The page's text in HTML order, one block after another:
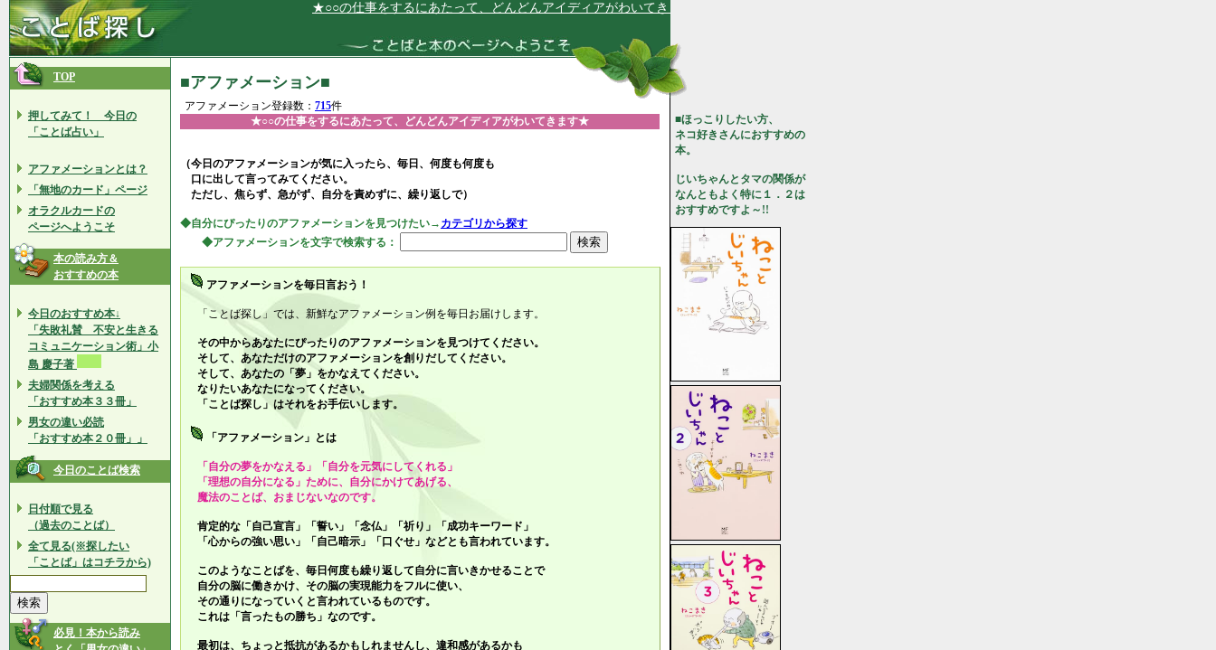
★○○の仕事をするにあたって、どんどんアイディアがわいてきます★
TOP
押してみて！ 今日の
「ことば占い」
アファメーションとは？
「無地のカード」ページ
オラクルカードの
ページへようこそ
本の読み方＆
おすすめの本
今日のおすすめ本↓
「失敗礼賛 不安と生きる
コミュニケーション術」小
島 慶子著
夫婦関係を考える
「おすすめ本３３冊」
男女の違い必読
「おすすめ本２０冊」」
今日のことば検索
日付順で見る
（過去のことば）
全て見る(※探したい
「ことば」はコチラから)
必見！本から読み
■アファメーション■
アファメーション登録数： 715件
★○○の仕事をするにあたって、どんどんアイディアがわいてきます★
（今日のアファメーションが気に入ったら、毎日、何度も何度も
口に出して言ってみてください。
ただし、焦らず、急がず、自分を責めずに、繰り返しで）
◆自分にぴったりのアファメーションを見つけたい→ カテゴリから探す
◆アファメーションを文字で検索する：
アファメーションを毎日言おう！
「ことば探し」では、新鮮なアファメーション例を毎日お届けします。
その中からあなたにぴったりのアファメーションを見つけてください。
そして、あなただけのアファメーションを創りだしてください。
そして、あなたの「夢」をかなえてください。
なりたいあなたになってください。
「ことば探し」はそれをお手伝いします。
「アファメーション」とは
「自分の夢をかなえる」「自分を元気にしてくれる」
「理想の自分になる」ために、自分にかけてあげる、
魔法のことば、おまじないなのです。
肯定的な「自己宣言」「誓い」「念仏」「祈り」「成功キーワード」
「心からの強い思い」「自己暗示」「口ぐせ」 などとも言われています。
このようなことばを、毎日何度も繰り返して自分に言いきかせることで
自分の脳に働きかけ、その脳の実現能力をフルに使い、
その通りになっていくと言われているものです。
これは「言ったもの勝ち」なのです。
最初は、ちょっと抵抗があるかもしれませんし、違和感があるかも
■ほっこりしたい方、
ネコ好きさんにおすすめの
本。
じいちゃんとタマの関係が
なんともよく特に１．２は
おすすめですよ～!!